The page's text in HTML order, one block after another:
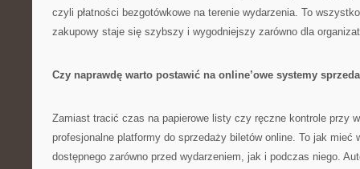
czyli płatności bezgotówkowe na terenie wydarzenia. To
zakupowy staje się szybszy i wygodniejszy zarówno dla
Czy naprawdę warto postawić na online’owe systemy
Zamiast tracić czas na papierowe listy czy ręczne kontrole przy
profesjonalne platformy do sprzedaży biletów online. To jak mieć
dostępnego zarówno przed wydarzeniem, jak i podczas niego.